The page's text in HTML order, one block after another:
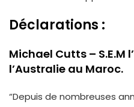
Déclarations :
Michael Cutts – S.E.M
l’Australie au Maroc.
“Depuis de nombreuses